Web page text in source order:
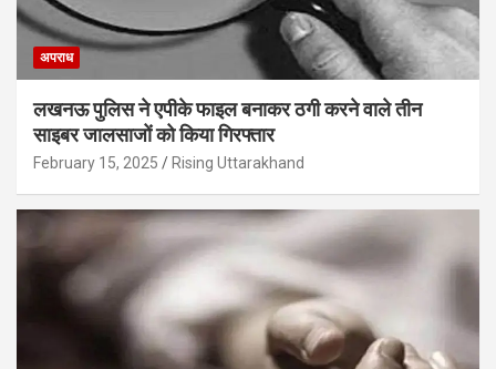
अपराध
लखनऊ पुलिस ने एपीके फाइल बनाकर ठगी करने वाले तीन
साइबर जालसाजों को किया गिरफ्तार
February 15, 2025 Rising Uttarakhand